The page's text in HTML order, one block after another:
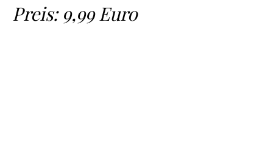
Preis: 9,99 Euro